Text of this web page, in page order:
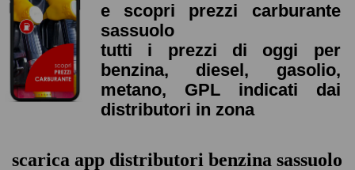
e scopri prezzi carburante
sassuolo
tutti i prezzi di oggi per
benzina, diesel, gasolio,
metano, GPL indicati dai
distributori in zona
scarica app distributori benzina sassuolo